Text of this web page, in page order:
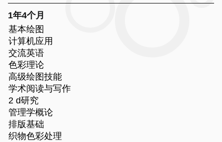
1年4个月
基本绘图
计算机应用
交流英语
色彩理论
高级绘图技能
学术阅读与写作
2 d研究
管理学概论
排版基础
织物色彩处理